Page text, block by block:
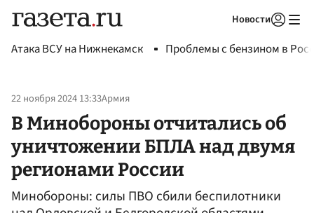
Новости
Атака ВСУ на Нижнекамск Проблемы с бензином в
22 ноября 2024 13:33Армия
В Минобороны отчитались об
уничтожении БПЛА над двумя
регионами России
Минобороны: силы ПВО сбили беспилотники